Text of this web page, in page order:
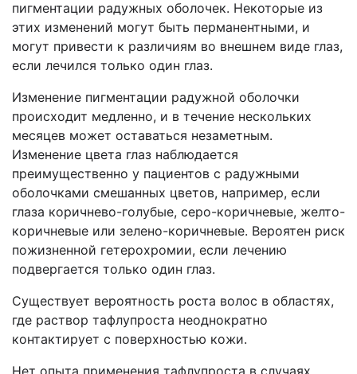
пигментации радужных оболочек. Некоторые из
этих изменений могут быть перманентными, и
могут привести к различиям во внешнем виде глаз,
если лечился только один глаз.
Изменение пигментации радужной оболочки
происходит медленно, и в течение нескольких
месяцев может оставаться незаметным.
Изменение цвета глаз наблюдается
преимущественно у пациентов с радужными
оболочками смешанных цветов, например, если
глаза коричнево-голубые, серо-коричневые, желто-
коричневые или зелено-коричневые. Вероятен риск
пожизненной гетерохромии, если лечению
подвергается только один глаз.
Существует вероятность роста волос в областях,
где раствор тафлупроста неоднократно
контактирует с поверхностью кожи.
Нет опыта применения тафлупроста в случаях